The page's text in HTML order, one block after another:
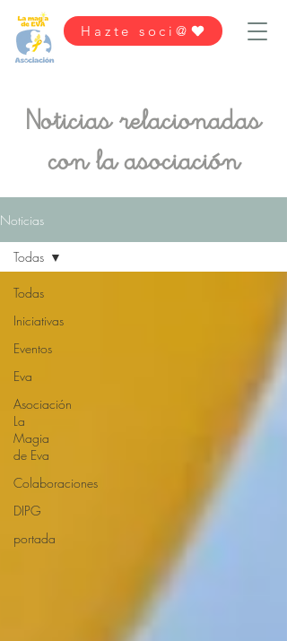
Hazte soci@
Noticias relacionadas
con la asociación
Noticias
Todas
Iniciativas
Eventos
Eva
Asociación
La
Magia
de Eva
Colaboraciones
DIPG
portada
Todas